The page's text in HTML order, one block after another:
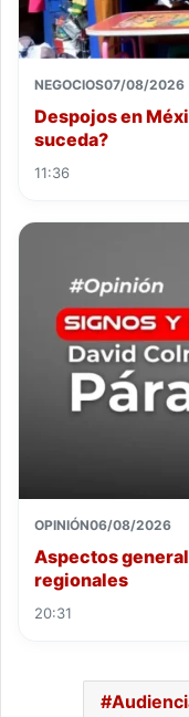
NEGOCIOS07/08/2026
Despojos en
suceda?
11:36
OPINIÓN06/08/2026
Aspectos
regionales
20:31